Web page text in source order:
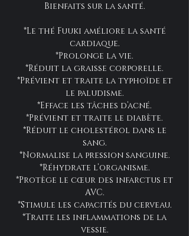
Bienfaits sur la santé.
*Le thé Fuuki améliore la santé
cardiaque.
*Prolonge la vie.
*Réduit la graisse corporelle.
*Prévient et traite la typhoïde et
le paludisme.
*Efface les tâches d’acné.
*Prévient et traite le diabète.
*Réduit le cholestérol dans le
sang.
*Normalise la pression sanguine.
*Réhydrate l’organisme.
*Protège le cœur des infarctus et
AVC.
*Stimule les capacités du cerveau.
*Traite les inflammations de la
vessie.